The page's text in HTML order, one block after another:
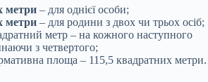
метри – для однієї особи;
метри – для родини з двох чи трьох осіб;
метр – на кожного наступного
з четвертого;
площа – 115,5 квадратних метри.